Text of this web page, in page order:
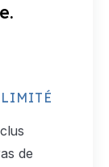
de